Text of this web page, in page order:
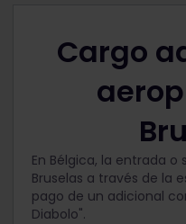
Cargo
En Bélgica, la entrada
Bruselas a través de la
pago de un adicional
Diabolo".